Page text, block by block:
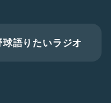
語りたいラジオ